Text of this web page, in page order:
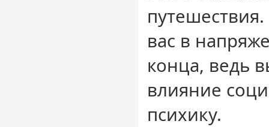
вас в
конца, ведь
влияние
психику.